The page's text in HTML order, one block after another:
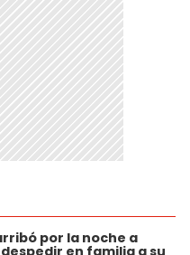
por la noche a
en familia a su